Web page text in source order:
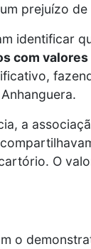
prejuízo de
identificar
com
a
O
o